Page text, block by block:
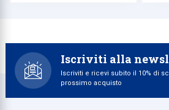
Iscriviti alla
Iscriviti e ricevi subito il 10% di
prossimo acquisto